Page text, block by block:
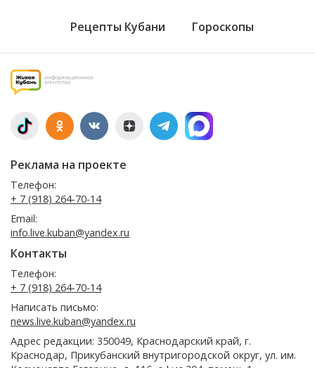
Рецепты Кубани Гороскопы
Реклама на проекте
Телефон:
+ 7 (918) 264-70-14
Email:
info.live.kuban@yandex.ru
Контакты
Телефон:
+ 7 (918) 264-70-14
Написать письмо:
news.live.kuban@yandex.ru
Адрес редакции: 350049, Краснодарский край, г.
Краснодар, Прикубанский внутригородской округ, ул. им.